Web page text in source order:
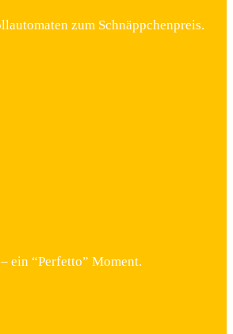
zum Schnäppchenpreis.
ein “Perfetto” Moment.